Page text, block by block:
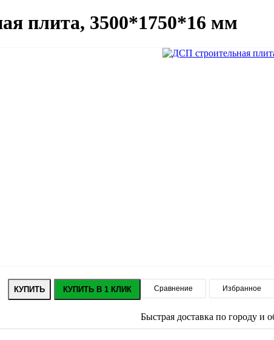
плита, 3500*1750*16 мм
КУПИТЬ КУПИТЬ В 1 КЛИК Сравнение Избранное
Быстрая доставка по городу и